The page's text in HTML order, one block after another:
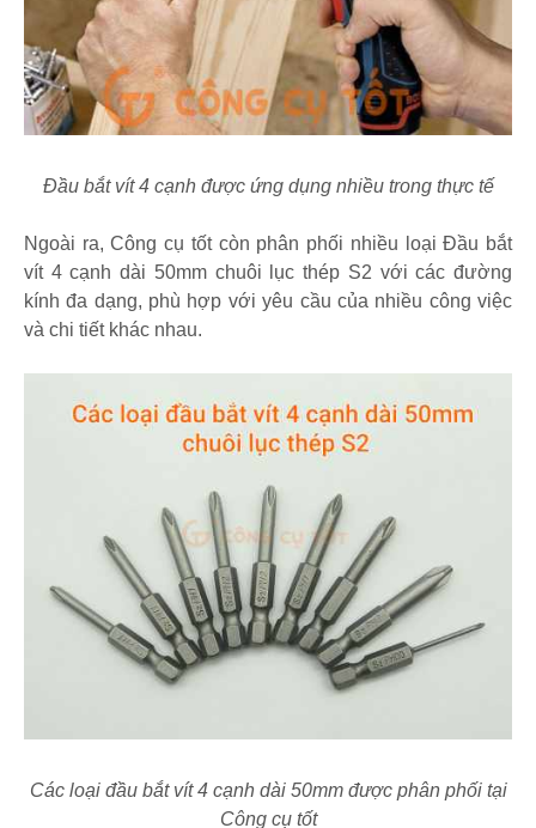
Đầu bắt vít 4 cạnh được ứng dụng nhiều trong thực tế
Ngoài ra, Công cụ tốt còn phân phối nhiều loại Đầu bắt
vít 4 cạnh dài 50mm chuôi lục thép S2 với các đường
kính đa dạng, phù hợp với yêu cầu của nhiều công việc
và chi tiết khác nhau.
Các loại đầu bắt vít 4 cạnh dài 50mm được phân phối tại
Công cụ tốt